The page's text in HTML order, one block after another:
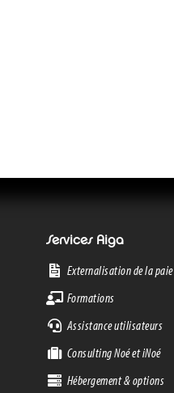
Services Aiga
Externalisation de la paie
Formations
Assistance utilisateurs
Consulting Noé et iNoé
Hébergement & options